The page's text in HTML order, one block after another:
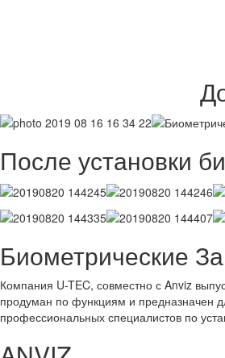
После установки
Биометрические
Компания U-TEC, совместно с Anviz
продуман по функциям и предназначен
профессиональных специалистов по